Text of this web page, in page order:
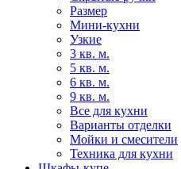
Размер
Мини-кухни
Узкие
3 кв. м.
5 кв. м.
6 кв. м.
9 кв. м.
Все для кухни
Варианты отделки
Мойки и смесители
Техника для кухни